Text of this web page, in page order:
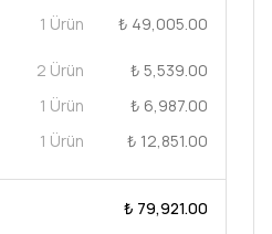
1 Ürün ₺ 49,005.00
2 Ürün
₺ 5,539.00
1 Ürün
₺ 6,987.00
1 Ürün ₺ 12,851.00
₺ 79,921.00